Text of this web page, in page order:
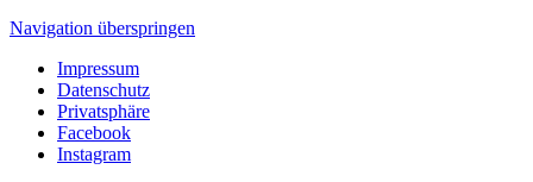
Navigation überspringen
Impressum
Datenschutz
Privatsphäre
Facebook
Instagram